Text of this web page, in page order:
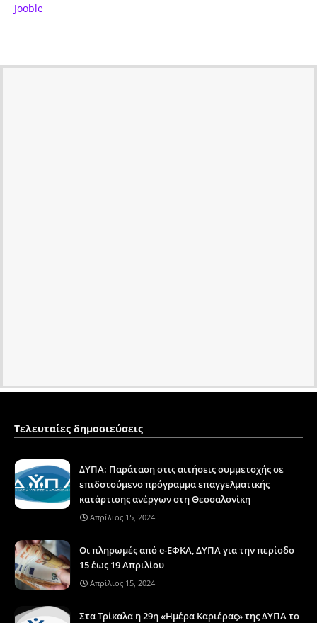
Jooble
Τελευταίες δημοσιεύσεις
ΔΥΠΑ: Παράταση στις αιτήσεις συμμετοχής σε
επιδοτούμενο πρόγραμμα επαγγελματικής
κατάρτισης ανέργων στη Θεσσαλονίκη
Απρίλιος 15, 2024
Οι πληρωμές από e-ΕΦΚΑ, ΔΥΠΑ για την περίοδο
15 έως 19 Απριλίου
Απρίλιος 15, 2024
Στα Τρίκαλα η 29η «Ημέρα Καριέρας» της ΔΥΠΑ το